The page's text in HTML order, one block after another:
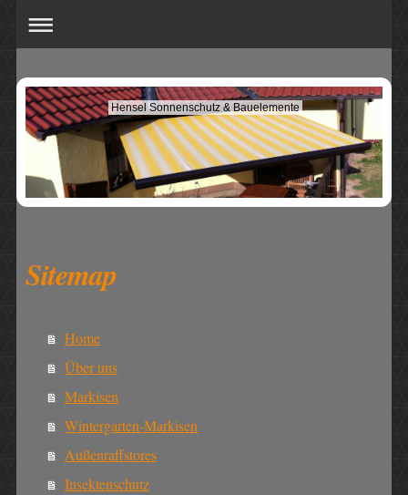
Hensel Sonnenschutz & Bauelemente
Sitemap
Home
Über uns
Markisen
Wintergarten-Markisen
Außenraffstores
Insektenschutz